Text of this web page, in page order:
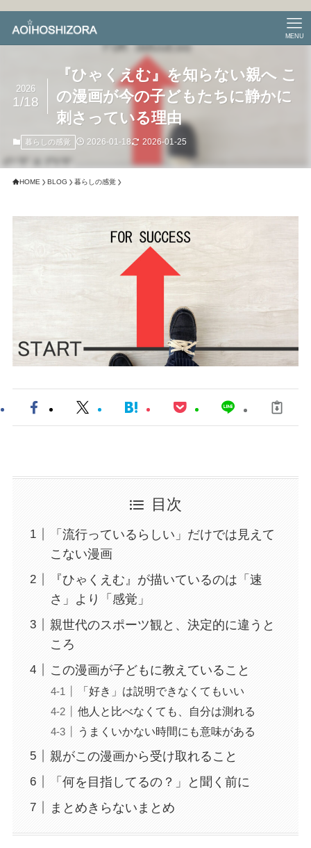
MENU
『ひゃくえむ』を知らない親へ こ
の漫画が今の子どもたちに静かに
刺さっている理由
2026
1/18
暮らしの感覚 2026-01-18 2026-01-25
HOME BLOG 暮らしの感覚
目次
「流行っているらしい」だけでは見えて
こない漫画
『ひゃくえむ』が描いているのは「速
さ」より「感覚」
親世代のスポーツ観と、決定的に違うと
ころ
この漫画が子どもに教えていること
「好き」は説明できなくてもいい
他人と比べなくても、自分は測れる
うまくいかない時間にも意味がある
親がこの漫画から受け取れること
「何を目指してるの？」と聞く前に
まとめきらないまとめ